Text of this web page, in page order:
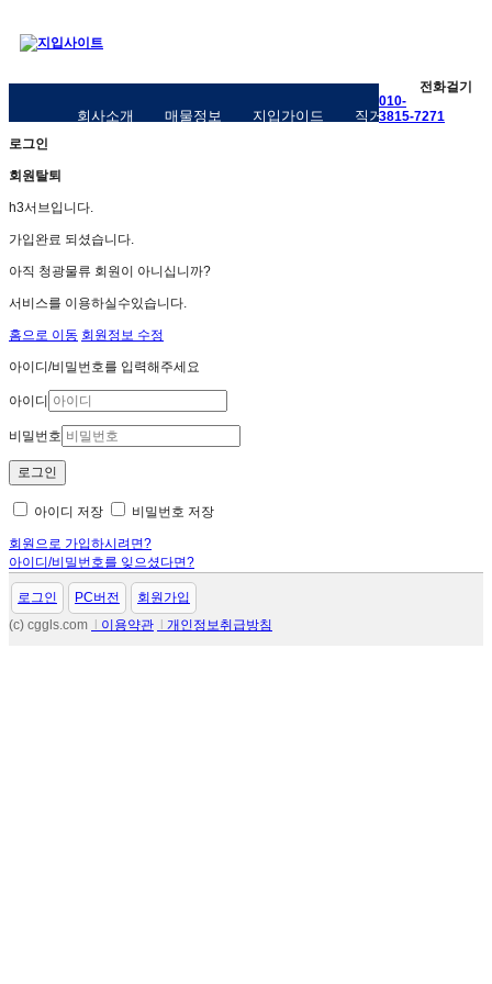
전화걸기
010-
3815-7271
회사소개 매물정보 지입가이드 직거래구인구직
로그인
회원탈퇴
h3서브입니다.
가입완료 되셨습니다.
아직 청광물류 회원이 아니십니까?
서비스를 이용하실수있습니다.
홈으로 이동 회원정보 수정
아이디/비밀번호를 입력해주세요
아이디
비밀번호
아이디 저장 비밀번호 저장
회원으로 가입하시려면?
아이디/비밀번호를 잊으셨다면?
로그인 PC버전
회원가입
(c) cggls.com
이용약관 개인정보취급방침